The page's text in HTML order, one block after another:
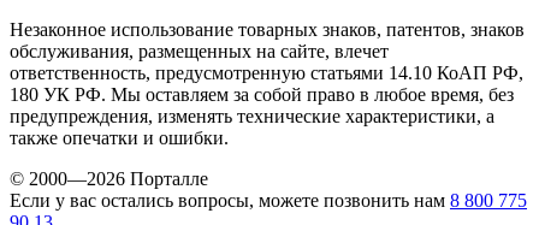
Незаконное использование товарных знаков, патентов, знаков
обслуживания, размещенных на сайте, влечет
ответственность, предусмотренную статьями 14.10 КоАП РФ,
180 УК РФ. Мы оставляем за собой право в любое время, без
предупреждения, изменять технические характеристики, а
также опечатки и ошибки.
© 2000—2026 Порталле
Если у вас остались вопросы, можете позвонить нам 8 800 775